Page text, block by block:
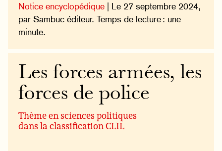
Notice encyclopédique | Le 27 septembre 2024,
par Sambuc éditeur. Temps de lecture : une
minute.
Les forces armées, les
forces de police
Thème en sciences politiques
dans la classification CLIL